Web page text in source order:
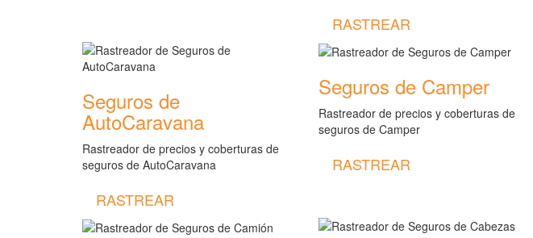
RASTREAR
Seguros de
AutoCaravana
Rastreador de precios y coberturas de
seguros de AutoCaravana
RASTREAR
Seguros de Camper
Rastreador de precios y coberturas de
seguros de Camper
RASTREAR